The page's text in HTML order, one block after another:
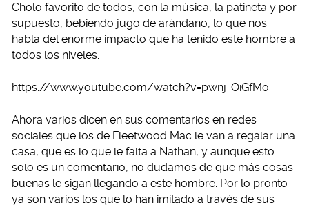
Cholo favorito de todos, con la música, la patineta y por
supuesto, bebiendo jugo de arándano, lo que nos
habla del enorme impacto que ha tenido este hombre a
todos los niveles.
https://www.youtube.com/watch?v=pwnj-OiGfMo
Ahora varios dicen en sus comentarios en redes
sociales que los de Fleetwood Mac le van a regalar una
casa, que es lo que le falta a Nathan, y aunque esto
solo es un comentario, no dudamos de que más cosas
buenas le sigan llegando a este hombre. Por lo pronto
ya son varios los que lo han imitado a través de sus